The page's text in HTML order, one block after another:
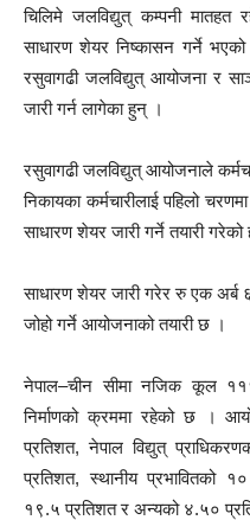
चिलिमे जलविद्युत् कम्पनी मातहत
साधारण शेयर निष्कासन गर्ने
रसुवागढी जलविद्युत् आयोजना र
जारी गर्न लागेका हुन् ।
रसुवागढी जलविद्युत् आयोजनाले
निकायका कर्मचारीलाई पहिलो
साधारण शेयर जारी गर्ने तयारी गरेको
साधारण शेयर जारी गरेर रु एक
जोहो गर्ने आयोजनाको तयारी छ ।
नेपाल–चीन सीमा नजिक कूल १११
निर्माणको क्रममा रहेको छ ।
प्रतिशत, नेपाल विद्युत्
प्रतिशत, स्थानीय प्रभावितको
१९.५ प्रतिशत र अन्यको ४.५०